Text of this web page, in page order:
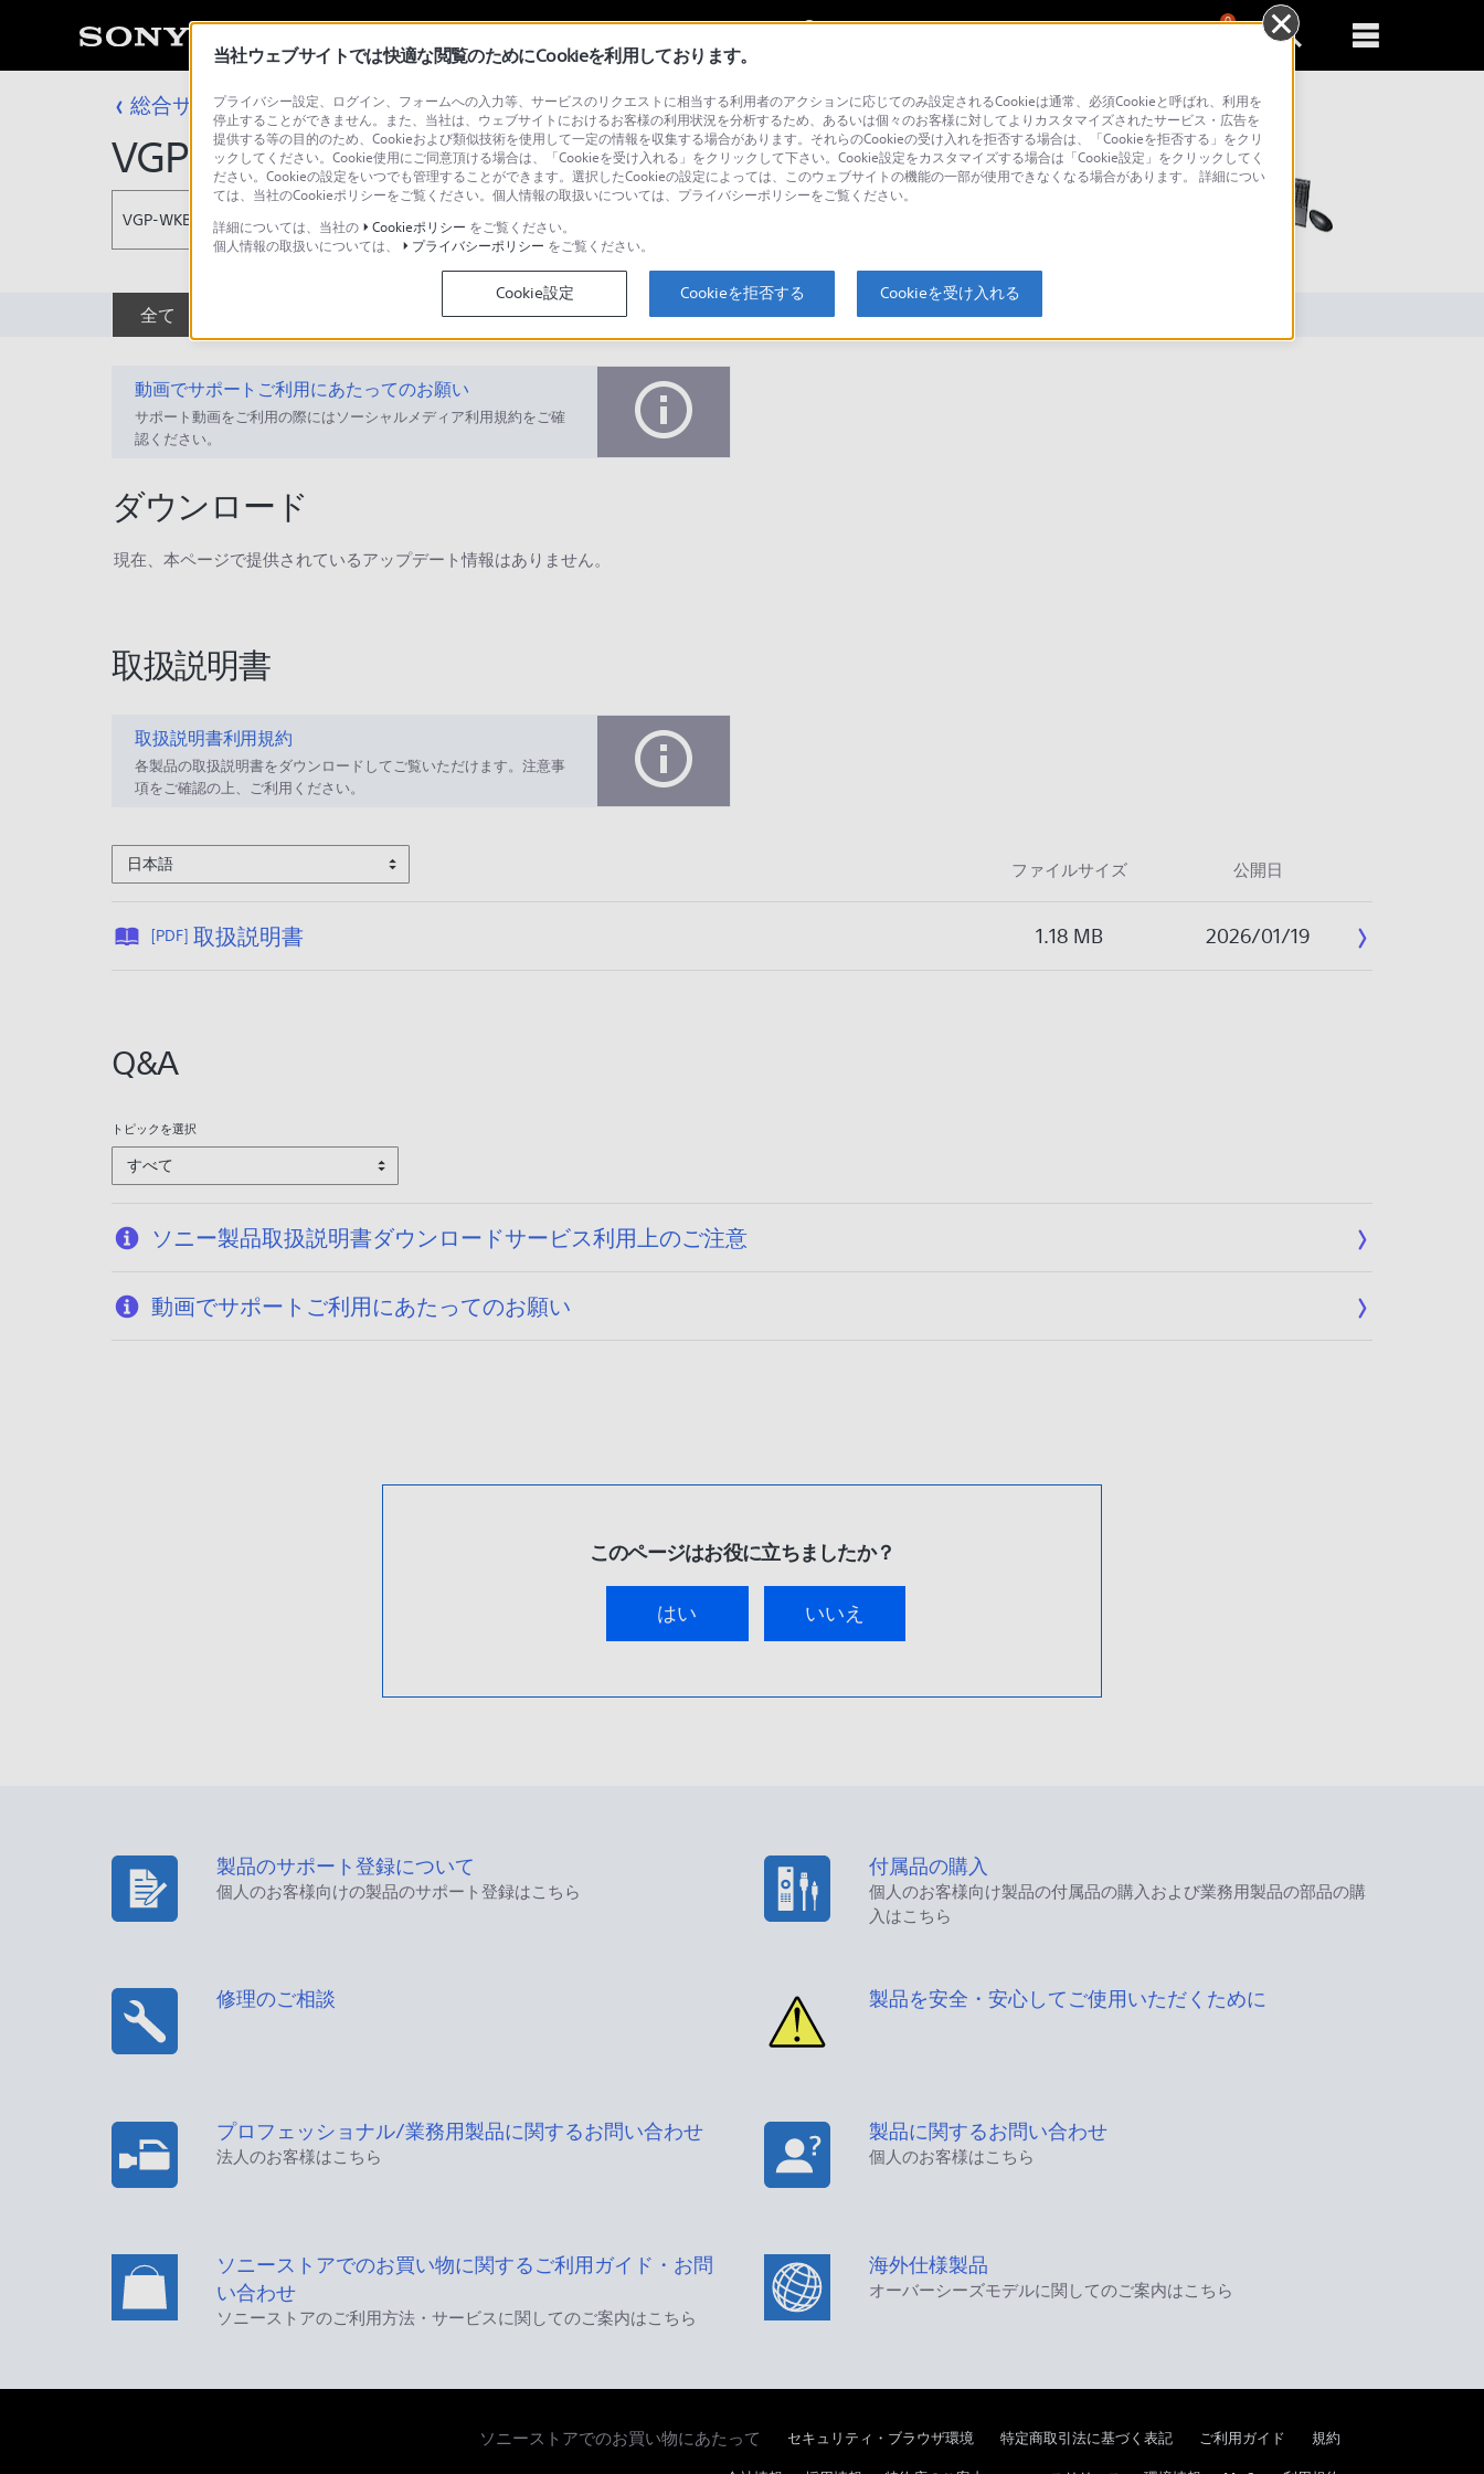
0
総合サポート・お問い合わせ アクセサリー （パソコンアクセサリー）
VGP-WKB1
VGP-WKB1
全て 取扱説明書 Q&A
動画でサポートご利用にあたってのお願い
サポート動画をご利用の際にはソーシャルメディア利用規約をご確
認ください。
ダウンロード
現在、本ページで提供されているアップデート情報はありません。
取扱説明書
取扱説明書利用規約
各製品の取扱説明書をダウンロードしてご覧いただけます。注意事
項をご確認の上、ご利用ください。
日本語 ファイルサイズ 公開日
[PDF] 取扱説明書公
/
0
1
/
1.18 MB 2026/01/19
Q&A
トピックを選択
すべて
ソニー製品取扱説明書ダウンロードサービス利用上のご注意
動画でサポートご利用にあたってのお願い
このページはお役に立ちましたか？
はい いいえ
製品のサポート登録について
個人のお客様向けの製品のサポート登録はこちら
付属品の購入
個人のお客様向け製品の付属品の購入および業務用製品の部品の購
入はこちら
修理のご相談 製品を安全・安心してご使用いただくために
プロフェッショナル/業務用製品に関するお問い合わせ
法人のお客様はこちら
製品に関するお問い合わせ
個人のお客様はこちら
ソニーストアでのお買い物に関するご利用ガイド・お問
い合わせ
ソニーストアのご利用方法・サービスに関してのご案内はこちら
海外仕様製品
オーバーシーズモデルに関してのご案内はこちら
ソニーストアでのお買い物にあたって セキュリティ・ブラウザ環境 特定商取引法に基づく表記 ご利用ガイド 規約
当社ウェブサイトでは快適な閲覧のためにCookieを利用しております。
プライバシー設定、ログイン、フォームへの入力等、サービスのリクエストに相当する利用者のアクションに応じてのみ設定されるCookieは通常、必須Cookieと呼ばれ、利用を
停止することができません。また、当社は、ウェブサイトにおけるお客様の利用状況を分析するため、あるいは個々のお客様に対してよりカスタマイズされたサービス・広告を
提供する等の目的のため、Cookieおよび類似技術を使用して一定の情報を収集する場合があります。それらのCookieの受け入れを拒否する場合は、「Cookieを拒否する」をクリ
ックしてください。Cookie使用にご同意頂ける場合は、「Cookieを受け入れる」をクリックして下さい。Cookie設定をカスタマイズする場合は「Cookie設定」をクリックしてく
ださい。Cookieの設定をいつでも管理することができます。選択したCookieの設定によっては、このウェブサイトの機能の一部が使用できなくなる場合があります。 詳細につい
ては、当社のCookieポリシーをご覧ください。個人情報の取扱いについては、プライバシーポリシーをご覧ください。
詳細については、当社の
Cookieポリシー をご覧ください。
個人情報の取扱いについては、
プライバシーポリシー をご覧ください。
Cookie設定 Cookieを拒否する Cookieを受け入れる